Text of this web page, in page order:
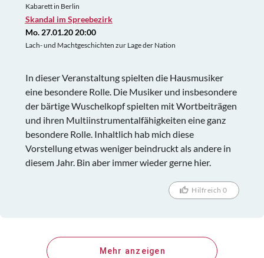
Kabarett in Berlin
Skandal im Spreebezirk
Mo. 27.01.20 20:00
Lach- und Machtgeschichten zur Lage der Nation
In dieser Veranstaltung spielten die Hausmusiker
eine besondere Rolle. Die Musiker und insbesondere
der bärtige Wuschelkopf spielten mit Wortbeiträgen
und ihren Multiinstrumentalfähigkeiten eine ganz
besondere Rolle. Inhaltlich hab mich diese
Vorstellung etwas weniger beindruckt als andere in
diesem Jahr. Bin aber immer wieder gerne hier.
Hilfreich 0
Mehr anzeigen